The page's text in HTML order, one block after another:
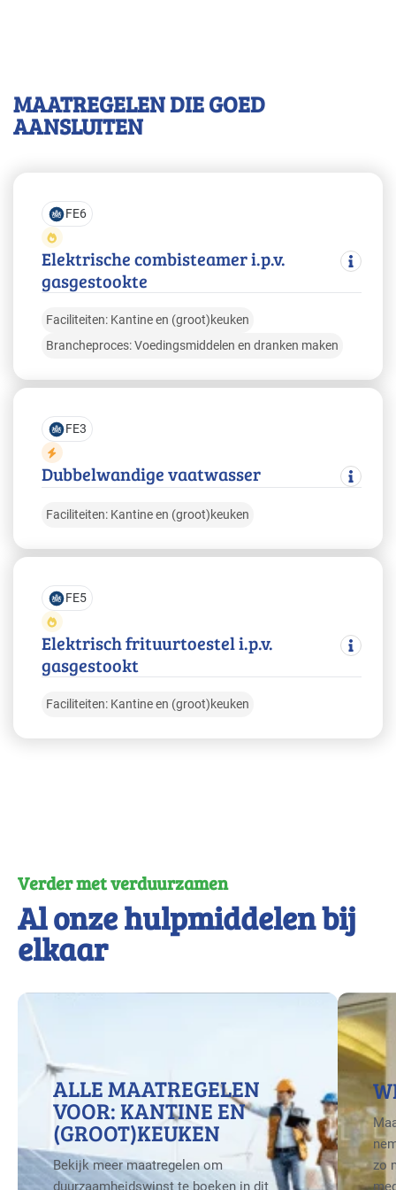
MAATREGELEN DIE GOED
AANSLUITEN
Elektrische combisteamer i.p.v.
gasgestookte
Faciliteiten: Kantine en (groot)keuken
Brancheproces: Voedingsmiddelen en dranken maken
FE6
Dubbelwandige vaatwasser
Faciliteiten: Kantine en (groot)keuken
FE3
Elektrisch frituurtoestel i.p.v.
gasgestookt
Faciliteiten: Kantine en (groot)keuken
FE5
Verder met verduurzamen
Al onze hulpmiddelen bij
elkaar
ALLE MAATREGELEN
VOOR: KANTINE EN
(GROOT)KEUKEN
Bekijk meer maatregelen om
duurzaamheidswinst te boeken in dit
zo